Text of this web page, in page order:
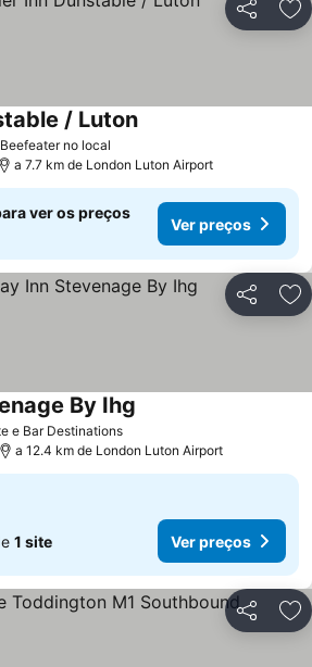
Partilhar
no local
/ Luton
a 7.7 km de London Luton Airport
ver os preços
Ver preços
Partilhar
e Bar Destinations
By Ihg
a 12.4 km de London Luton Airport
1 site Ver preços
Partilhar